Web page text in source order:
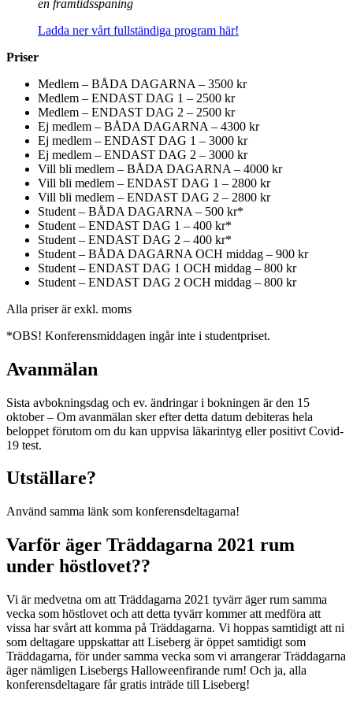
en framtidsspaning
Ladda ner vårt fullständiga program här!
Priser
Medlem – BÅDA DAGARNA – 3500 kr
Medlem – ENDAST DAG 1 – 2500 kr
Medlem – ENDAST DAG 2 – 2500 kr
Ej medlem – BÅDA DAGARNA – 4300 kr
Ej medlem – ENDAST DAG 1 – 3000 kr
Ej medlem – ENDAST DAG 2 – 3000 kr
Vill bli medlem – BÅDA DAGARNA – 4000 kr
Vill bli medlem – ENDAST DAG 1 – 2800 kr
Vill bli medlem – ENDAST DAG 2 – 2800 kr
Student – BÅDA DAGARNA – 500 kr*
Student – ENDAST DAG 1 – 400 kr*
Student – ENDAST DAG 2 – 400 kr*
Student – BÅDA DAGARNA OCH middag – 900 kr
Student – ENDAST DAG 1 OCH middag – 800 kr
Student – ENDAST DAG 2 OCH middag – 800 kr
Alla priser är exkl. moms
*OBS! Konferensmiddagen ingår inte i studentpriset.
Avanmälan
Sista avbokningsdag och ev. ändringar i bokningen är den 15
oktober – Om avanmälan sker efter detta datum debiteras hela
beloppet förutom om du kan uppvisa läkarintyg eller positivt Covid-
19 test.
Utställare?
Använd samma länk som konferensdeltagarna!
Varför äger Träddagarna 2021 rum
under höstlovet??
Vi är medvetna om att Träddagarna 2021 tyvärr äger rum samma
vecka som höstlovet och att detta tyvärr kommer att medföra att
vissa har svårt att komma på Träddagarna. Vi hoppas samtidigt att ni
som deltagare uppskattar att Liseberg är öppet samtidigt som
Träddagarna, för under samma vecka som vi arrangerar Träddagarna
äger nämligen Lisebergs Halloweenfirande rum! Och ja, alla
konferensdeltagare får gratis inträde till Liseberg!